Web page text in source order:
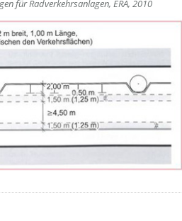
für Radverkehrsanlagen, ERA, 2010